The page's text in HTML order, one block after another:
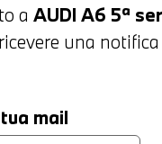
a AUDI A6 5ª
una
mail